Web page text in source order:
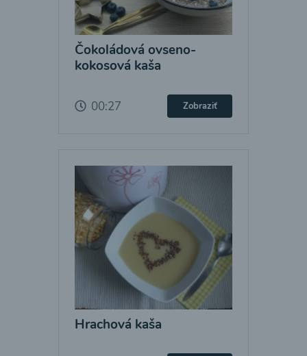
Čokoládová ovseno-
kokosová kaša
00:27 Zobraziť
Hrachová kaša